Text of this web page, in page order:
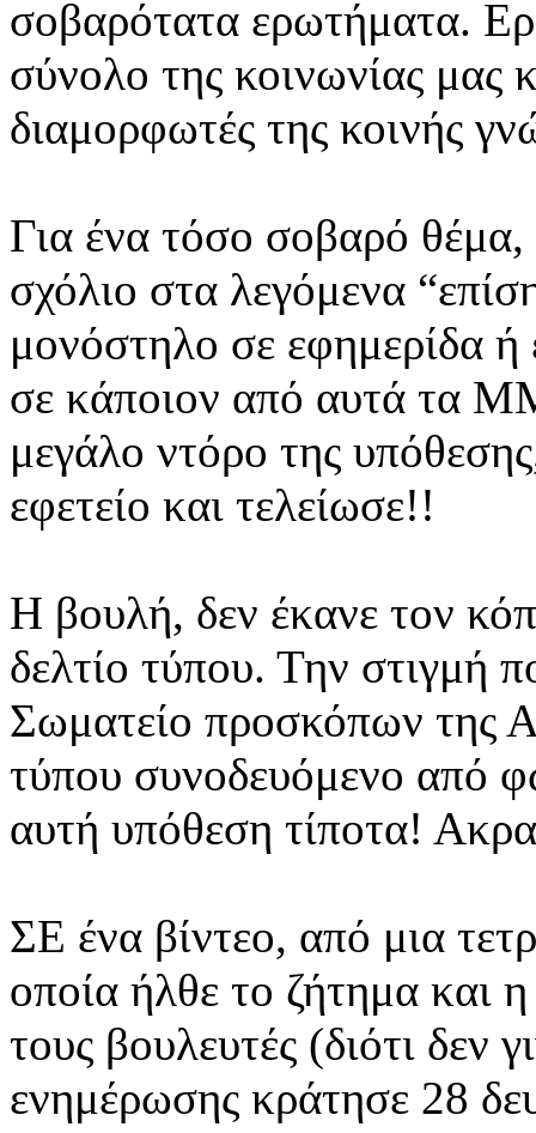
σοβαρότατα ερωτήματα.
σύνολο της κοινωνίας μας
διαμορφωτές της κοινής
Για ένα τόσο σοβαρό θέμα,
σχόλιο στα λεγόμενα
μονόστηλο σε εφημερίδα
σε κάποιον από αυτά τα
μεγάλο ντόρο της
εφετείο και τελείωσε!!
Η βουλή, δεν έκανε τον
δελτίο τύπου. Την στιγμή
Σωματείο προσκόπων της
τύπου συνοδευόμενο από
αυτή υπόθεση τίποτα!
ΣΕ ένα βίντεο, από μια
οποία ήλθε το ζήτημα και
τους βουλευτές (διότι δεν
ενημέρωσης κράτησε 28